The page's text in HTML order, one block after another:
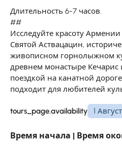
Длительность 6-7 часов.
##
Исследуйте красоту
Святой Аствацацин,
живописном горнолыжном
древнем монастыре
поездкой на канатной
подходит для любителей
tours_page.availability 1
Время начала | Время